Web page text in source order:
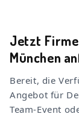
Jetzt
München
Bereit, die
Angebot für
Team-Event